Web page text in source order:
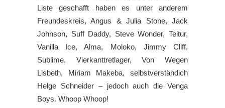
Liste geschafft haben es unter anderem
Freundeskreis, Angus & Julia Stone, Jack
Johnson, Suff Daddy, Steve Wonder, Teitur,
Vanilla Ice, Alma, Moloko, Jimmy Cliff,
Sublime, Vierkanttretlager, Von Wegen
Lisbeth, Miriam Makeba, selbstverständich
Helge Schneider – jedoch auch die Venga
Boys. Whoop Whoop!